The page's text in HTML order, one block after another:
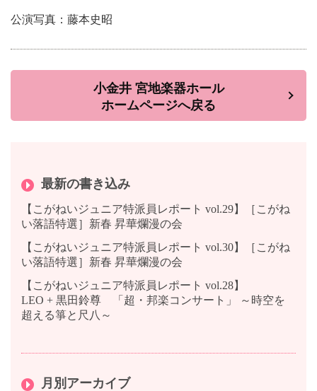
公演写真：藤本史昭
小金井 宮地楽器ホール
ホームページへ戻る
最新の書き込み
【こがねいジュニア特派員レポート vol.29】［こがね
い落語特選］新春 昇華爛漫の会
【こがねいジュニア特派員レポート vol.30】［こがね
い落語特選］新春 昇華爛漫の会
【こがねいジュニア特派員レポート vol.28】
LEO + 黒田鈴尊 「超・邦楽コンサート」 ～時空を
超える箏と尺八～
月別アーカイブ